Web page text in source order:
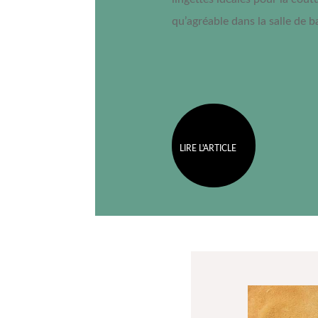
qu’agréable dans la salle de
LIRE L'ARTICLE